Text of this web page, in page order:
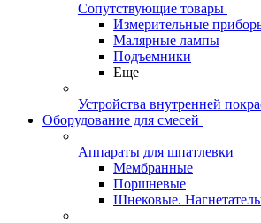
Сопутствующие товары
Измерительные
Малярные лампы
Подъемники
Еще
Устройства внутренней
Оборудование для смесей
Аппараты для шпатлевки
Мембранные
Поршневые
Шнековые.